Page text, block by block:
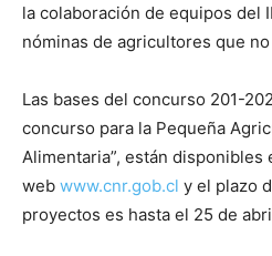
la colaboración de equipos del
nóminas de agricultores que
Las bases del concurso 201-
concurso para la Pequeña
Alimentaria”, están disponibles
web www.cnr.gob.cl y el plazo
proyectos es hasta el 25 de